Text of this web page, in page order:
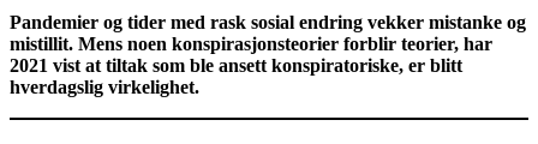
Pandemier og tider med rask sosial endring vekker mistanke og
mistillit. Mens noen konspirasjonsteorier forblir teorier, har
2021 vist at tiltak som ble ansett konspiratoriske, er blitt
hverdagslig virkelighet.